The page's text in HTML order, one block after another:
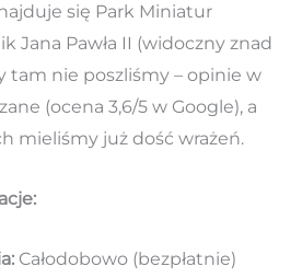
się Park Miniatur
Jana Pawła II (widoczny znad
tam nie poszliśmy – opinie w
(ocena 3,6/5 w Google), a
mieliśmy już dość wrażeń.
Całodobowo (bezpłatnie)